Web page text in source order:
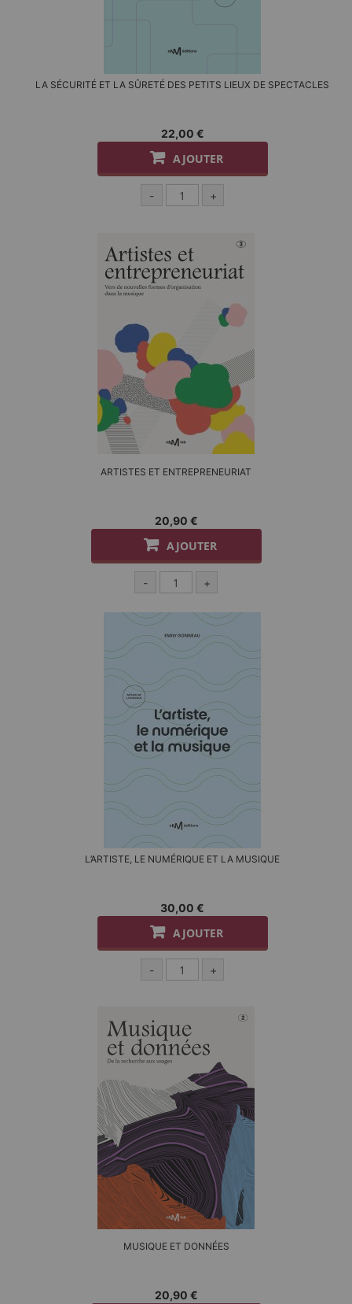
LA SÉCURITÉ ET LA SÛRETÉ DES PETITS LIEUX DE SPECTACLES
22,00 €
AJOUTER
- +
ARTISTES ET ENTREPRENEURIAT
20,90 €
AJOUTER
- +
L’ARTISTE, LE NUMÉRIQUE ET LA MUSIQUE
30,00 €
AJOUTER
- +
MUSIQUE ET DONNÉES
20,90 €